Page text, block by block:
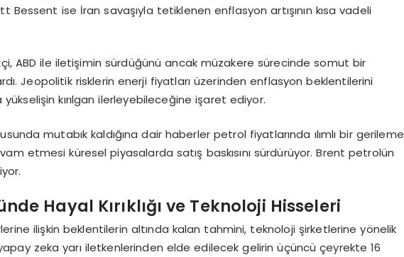
Bessent ise İran savaşıyla tetiklenen enflasyon artışının kısa vadeli
ABD ile iletişimin sürdüğünü ancak müzakere sürecinde somut bir
Jeopolitik risklerin enerji fiyatları üzerinden enflasyon beklentilerini
kırılgan ilerleyebileceğine işaret ediyor.
mutabık kaldığına dair haberler petrol fiyatlarında ılımlı bir gerileme
etmesi küresel piyasalarda satış baskısını sürdürüyor. Brent petrolün
Hayal Kırıklığı ve Teknoloji Hisseleri
ilişkin beklentilerin altında kalan tahmini, teknoloji şirketlerine yönelik
yapay zeka yarı iletkenlerinden elde edilecek gelirin üçüncü çeyrekte 16